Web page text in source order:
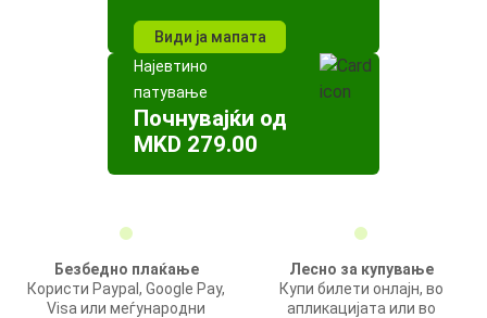
Види ја мапата
Најевтино
патување
Почнувајќи од
MKD 279.00
Безбедно плаќање
Користи Paypal, Google Pay,
Visa или меѓународни
Лесно за купување
Купи билети онлајн, во
апликацијата или во